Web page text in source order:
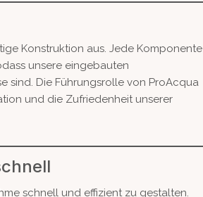
Konstruktion aus. Jede Komponente
unsere eingebauten
sind. Die Führungsrolle von ProAcqua
und die Zufriedenheit unserer
schnell und effizient zu gestalten.